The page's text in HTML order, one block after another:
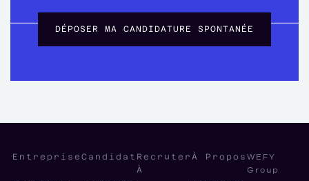
DÉPOSER MA CANDIDATURE SPONTANÉE
Entreprise Candidat Recruter
À
À Propos WEFY
Group